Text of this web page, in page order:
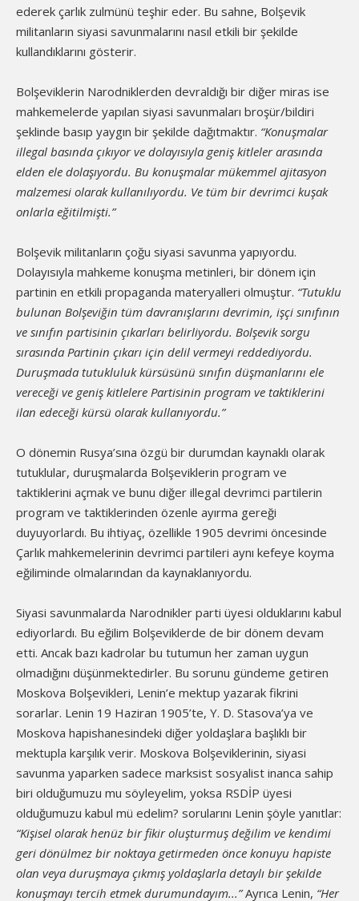
ederek çarlık zulmünü teşhir eder. Bu sahne, Bolşevik
militanların siyasi savunmalarını nasıl etkili bir şekilde
kullandıklarını gösterir.
Bolşeviklerin Narodniklerden devraldığı bir diğer miras ise
mahkemelerde yapılan siyasi savunmaları broşür/bildiri
şeklinde basıp yaygın bir şekilde dağıtmaktır. “Konuşmalar
illegal basında çıkıyor ve dolayısıyla geniş kitleler arasında
elden ele dolaşıyordu. Bu konuşmalar mükemmel ajitasyon
malzemesi olarak kullanılıyordu. Ve tüm bir devrimci kuşak
onlarla eğitilmişti.”
Bolşevik militanların çoğu siyasi savunma yapıyordu.
Dolayısıyla mahkeme konuşma metinleri, bir dönem için
partinin en etkili propaganda materyalleri olmuştur. “Tutuklu
bulunan Bolşeviğin tüm davranışlarını devrimin, işçi sınıfının
ve sınıfın partisinin çıkarları belirliyordu. Bolşevik sorgu
sırasında Partinin çıkarı için delil vermeyi reddediyordu.
Duruşmada tutukluluk kürsüsünü sınıfın düşmanlarını ele
vereceği ve geniş kitlelere Partisinin program ve taktiklerini
ilan edeceği kürsü olarak kullanıyordu.”
O dönemin Rusya’sına özgü bir durumdan kaynaklı olarak
tutuklular, duruşmalarda Bolşeviklerin program ve
taktiklerini açmak ve bunu diğer illegal devrimci partilerin
program ve taktiklerinden özenle ayırma gereği
duyuyorlardı. Bu ihtiyaç, özellikle 1905 devrimi öncesinde
Çarlık mahkemelerinin devrimci partileri aynı kefeye koyma
eğiliminde olmalarından da kaynaklanıyordu.
Siyasi savunmalarda Narodnikler parti üyesi olduklarını kabul
ediyorlardı. Bu eğilim Bolşeviklerde de bir dönem devam
etti. Ancak bazı kadrolar bu tutumun her zaman uygun
olmadığını düşünmektedirler. Bu sorunu gündeme getiren
Moskova Bolşevikleri, Lenin’e mektup yazarak fikrini
sorarlar. Lenin 19 Haziran 1905’te, Y. D. Stasova’ya ve
Moskova hapishanesindeki diğer yoldaşlara başlıklı bir
mektupla karşılık verir. Moskova Bolşeviklerinin, siyasi
savunma yaparken sadece marksist sosyalist inanca sahip
biri olduğumuzu mu söyleyelim, yoksa RSDİP üyesi
olduğumuzu kabul mü edelim? sorularını Lenin şöyle yanıtlar:
“Kişisel olarak henüz bir fikir oluşturmuş değilim ve kendimi
geri dönülmez bir noktaya getirmeden önce konuyu hapiste
olan veya duruşmaya çıkmış yoldaşlarla detaylı bir şekilde
konuşmayı tercih etmek durumundayım...”Ayrıca Lenin, “Her